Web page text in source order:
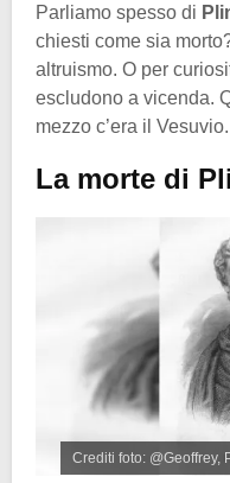
Parliamo spesso di
chiesti come sia
altruismo. O per
escludono a vicenda.
mezzo c’era il Vesuvio.
La morte di
Crediti foto: @Geoffrey,